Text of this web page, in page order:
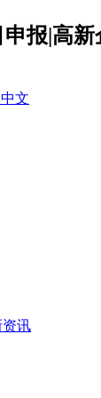
报|高
文
讯